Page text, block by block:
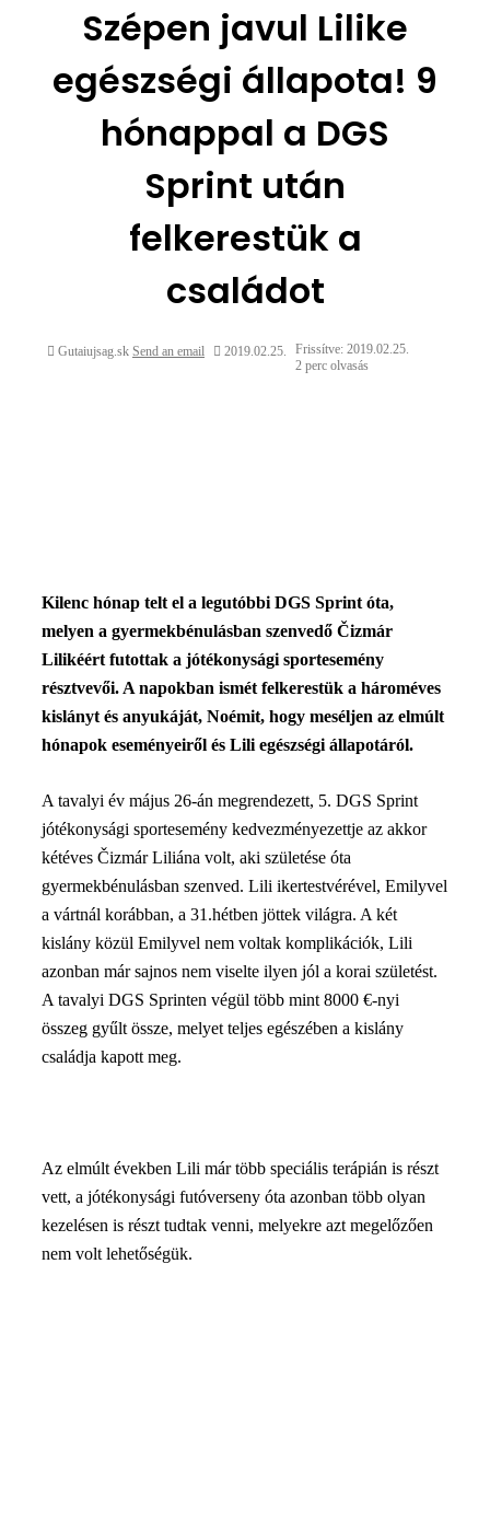
Szépen javul Lilike
egészségi állapota! 9
hónappal a DGS
Sprint után
felkerestük a
családot
Gutaiujsag.sk Send an email 2019.02.25.
Frissítve: 2019.02.25.
2 perc olvasás
Kilenc hónap telt el a legutóbbi DGS Sprint óta,
melyen a gyermekbénulásban szenvedő Čizmár
Lilikéért futottak a jótékonysági sportesemény
résztvevői. A napokban ismét felkerestük a hároméves
kislányt és anyukáját, Noémit, hogy meséljen az elmúlt
hónapok eseményeiről és Lili egészségi állapotáról.
A tavalyi év május 26-án megrendezett, 5. DGS Sprint
jótékonysági sportesemény kedvezményezettje az akkor
kétéves Čizmár Liliána volt, aki születése óta
gyermekbénulásban szenved. Lili ikertestvérével, Emilyvel
a vártnál korábban, a 31.hétben jöttek világra. A két
kislány közül Emilyvel nem voltak komplikációk, Lili
azonban már sajnos nem viselte ilyen jól a korai születést.
A tavalyi DGS Sprinten végül több mint 8000 €-nyi
összeg gyűlt össze, melyet teljes egészében a kislány
családja kapott meg.
Az elmúlt években Lili már több speciális terápián is részt
vett, a jótékonysági futóverseny óta azonban több olyan
kezelésen is részt tudtak venni, melyekre azt megelőzően
nem volt lehetőségük.